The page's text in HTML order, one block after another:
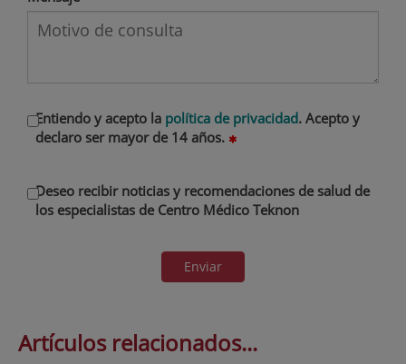
Entiendo y acepto la política de privacidad. Acepto y
declaro ser mayor de 14 años.
Deseo recibir noticias y recomendaciones de salud de
los especialistas de Centro Médico Teknon
Enviar
Artículos relacionados...